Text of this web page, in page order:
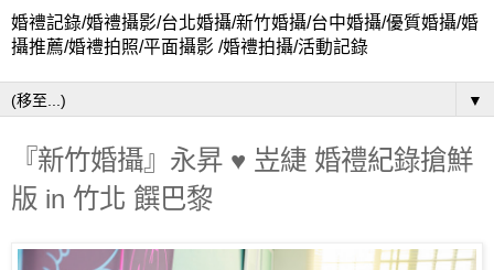
婚禮記錄/婚禮攝影/台北婚攝/新竹婚攝/台中婚攝/優質婚攝/婚
攝推薦/婚禮拍照/平面攝影 /婚禮拍攝/活動記錄
▼
『新竹婚攝』永昇 ♥ 岦緁 婚禮紀錄搶鮮
版 in 竹北 饌巴黎